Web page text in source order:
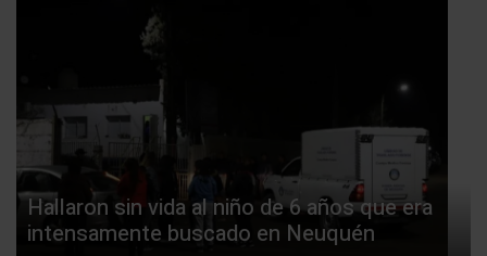
Hallaron sin vida al niño de 6 años que era
intensamente buscado en Neuquén